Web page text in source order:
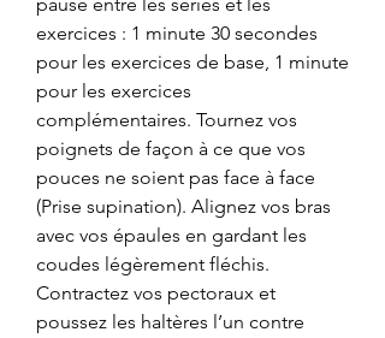
exercices : 1 minute 30 secondes
pour les exercices de base, 1 minute
pour les exercices
complémentaires. Tournez vos
poignets de façon à ce que vos
pouces ne soient pas face à face
(Prise supination). Alignez vos bras
avec vos épaules en gardant les
coudes légèrement fléchis.
Contractez vos pectoraux et
poussez les haltères l’un contre